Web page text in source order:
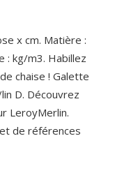
x cm. Matière :
: kg/m3. Habillez
chaise ! Galette
D. Découvrez
LeroyMerlin.
de références